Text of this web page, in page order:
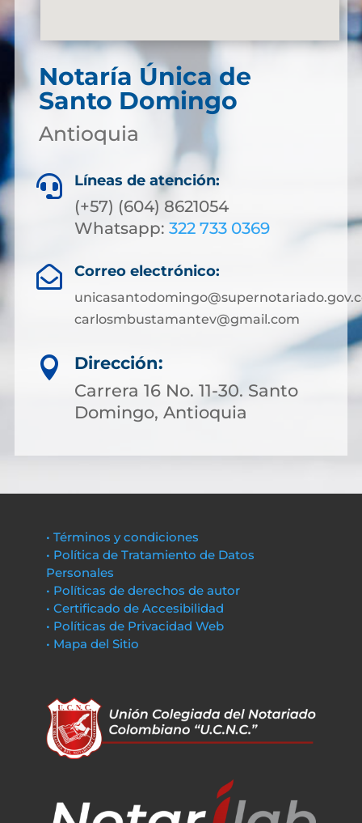
Notaría Única de
Santo Domingo
Antioquia
 Líneas de atención:
(+57) (604) 8621054
Whatsapp: 322 733 0369
 Correo electrónico:
carlosmbustamantev@gmail.com

Dirección:
Carrera 16 No. 11-30. Santo
Domingo, Antioquia
• Términos y condiciones
• Política de Tratamiento de Datos
Personales
• Políticas de derechos de autor
• Certificado de Accesibilidad
• Políticas de Privacidad Web
• Mapa del Sitio